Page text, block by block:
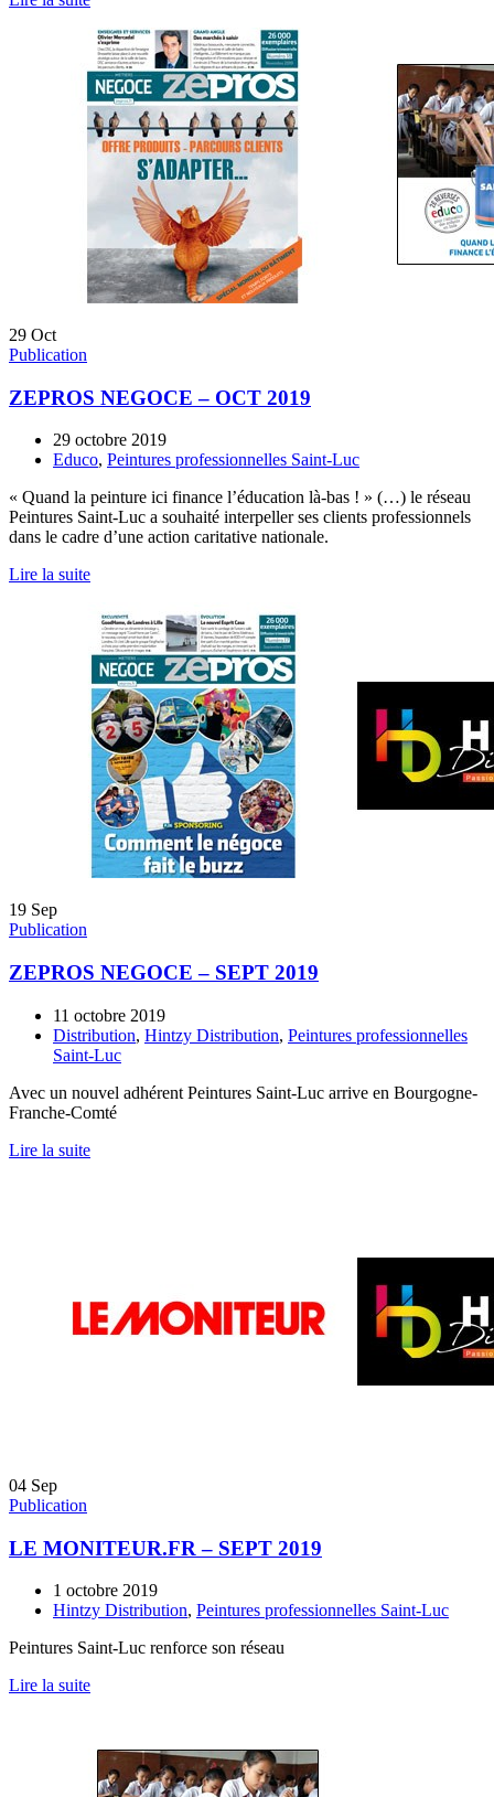
29 Oct
Publication
ZEPROS NEGOCE – OCT 2019
29 octobre 2019
Educo, Peintures professionnelles Saint-Luc
« Quand la peinture ici finance l’éducation là-bas ! » (…) le réseau
Peintures Saint-Luc a souhaité interpeller ses clients professionnels
dans le cadre d’une action caritative nationale.
Lire la suite
19 Sep
Publication
ZEPROS NEGOCE – SEPT 2019
11 octobre 2019
Distribution, Hintzy Distribution, Peintures professionnelles
Saint-Luc
Avec un nouvel adhérent Peintures Saint-Luc arrive en Bourgogne-
Franche-Comté
Lire la suite
04 Sep
Publication
LE MONITEUR.FR – SEPT 2019
1 octobre 2019
Hintzy Distribution, Peintures professionnelles Saint-Luc
Peintures Saint-Luc renforce son réseau
Lire la suite